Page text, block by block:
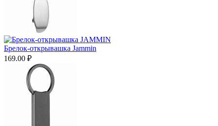
Брелок-открывашка Jammin
169.00 ₽